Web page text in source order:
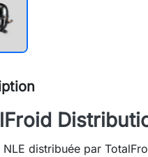
NLE distribuée par